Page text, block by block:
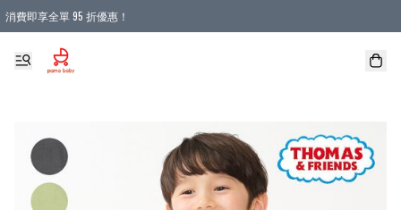
消費即享全單 95 折優惠！
購物滿 HKD 900.00即享免運費優惠！（適用於 本地送貨、本地取貨 )